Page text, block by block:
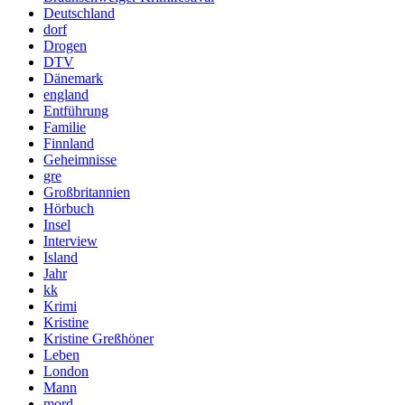
Deutschland
dorf
Drogen
DTV
Dänemark
england
Entführung
Familie
Finnland
Geheimnisse
gre
Großbritannien
Hörbuch
Insel
Interview
Island
Jahr
kk
Krimi
Kristine
Kristine Greßhöner
Leben
London
Mann